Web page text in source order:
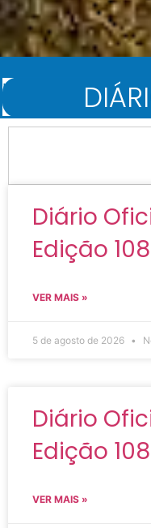
Início Diário Oficial
Diário
Edição
VER MAIS »
5 de agosto de 2026
Diário
Edição
VER MAIS »